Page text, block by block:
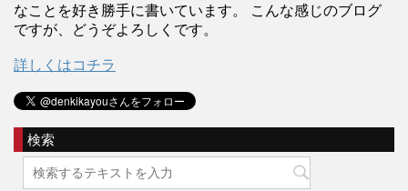
なことを好き勝手に書いています。 こんな感じのブログ
ですが、どうぞよろしくです。
詳しくはコチラ
検索